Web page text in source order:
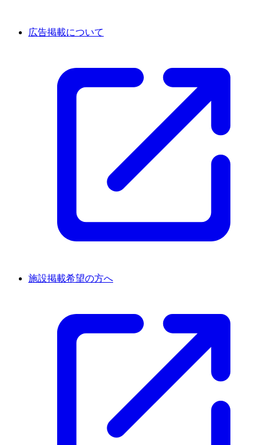
広告掲載について
施設掲載希望の方へ